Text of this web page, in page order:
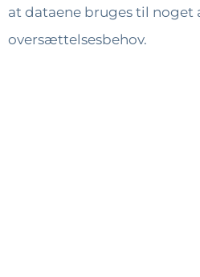
at dataene bruges til noget
oversættelsesbehov.